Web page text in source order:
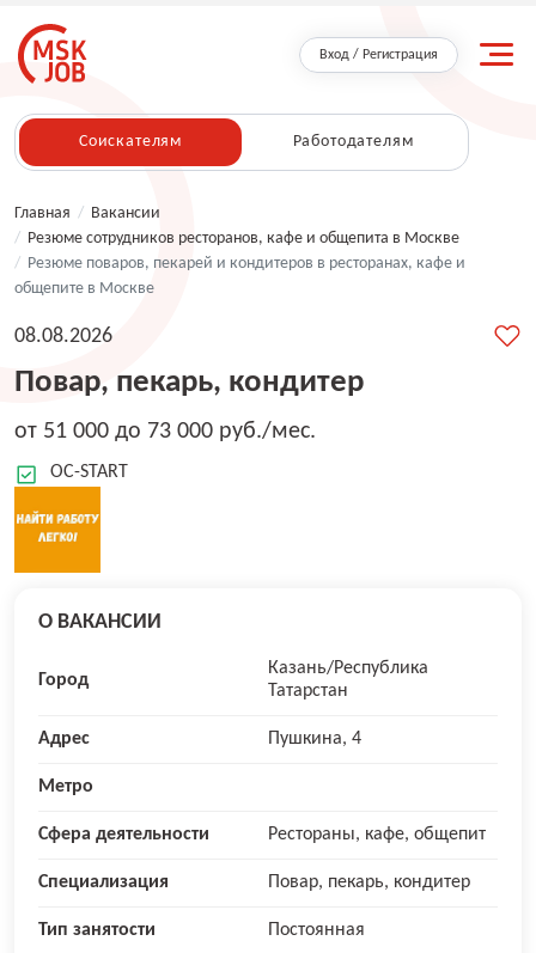
Вход / Регистрация
Соискателям Работодателям
Главная / Вакансии
/ Резюме сотрудников ресторанов, кафе и общепита в Москве
/ Резюме поваров, пекарей и кондитеров в ресторанах, кафе и
общепите в Москве
Повар, пекарь, кондитер
08.08.2026
от 51 000 до 73 000 руб./мес.
OC-START
О ВАКАНСИИ
Город
Казань/Республика
Татарстан
Адрес Пушкина, 4
Метро
Сфера деятельности Рестораны, кафе, общепит
Специализация Повар, пекарь, кондитер
Тип занятости Постоянная